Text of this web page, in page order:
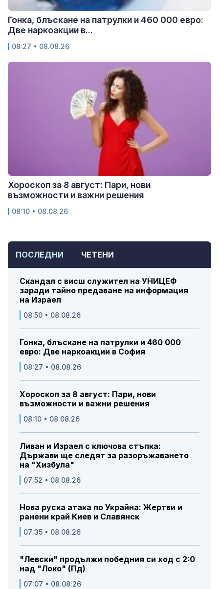
ПОСЛЕДНИ ЧЕТЕНИ
Скандал с висш служител на УНИЦЕФ
заради тайно предаване на информация
на Израел
08:50 • 08.08.26
Гонка, блъскане на патрулки и 460 000
евро: Две наркоакции в София
08:27 • 08.08.26
Хороскоп за 8 август: Пари, нови
възможности и важни решения
08:10 • 08.08.26
Ливан и Израел с ключова стъпка:
Държави ще следят за разоръжаването
на "Хизбула"
07:52 • 08.08.26
Нова руска атака по Украйна: Жертви и
ранени край Киев и Славянск
07:35 • 08.08.26
"Левски" продължи победния си ход с 2:0
над "Локо" (Пд)
07:07 • 08.08.26
Гонка, блъскане на патрулки и 460 000 евро:
Две наркоакции в...
08:27 • 08.08.26
Хороскоп за 8 август: Пари, нови
възможности и важни решения
08:10 • 08.08.26